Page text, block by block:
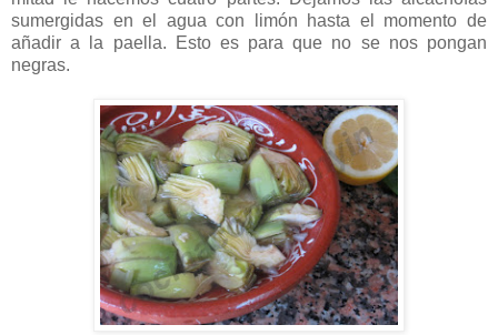
sumergidas en el agua con limón hasta el momento de
añadir a la paella. Esto es para que no se nos pongan
negras.